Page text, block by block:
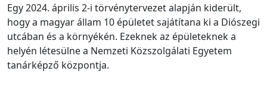
Egy 2024. április 2-i törvénytervezet alapján kiderült,
hogy a magyar állam 10 épületet sajátítana ki a Diószegi
utcában és a környékén. Ezeknek az épületeknek a
helyén létesülne a Nemzeti Közszolgálati Egyetem
tanárképző központja.